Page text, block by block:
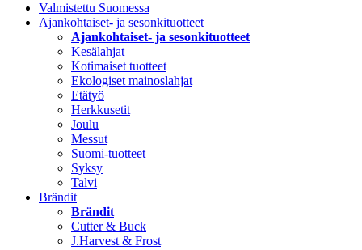
Valmistettu Suomessa
Ajankohtaiset- ja sesonkituotteet
Ajankohtaiset- ja sesonkituotteet
Kesälahjat
Kotimaiset tuotteet
Ekologiset mainoslahjat
Etätyö
Herkkusetit
Joulu
Messut
Suomi-tuotteet
Syksy
Talvi
Brändit
Brändit
Cutter & Buck
J.Harvest & Frost